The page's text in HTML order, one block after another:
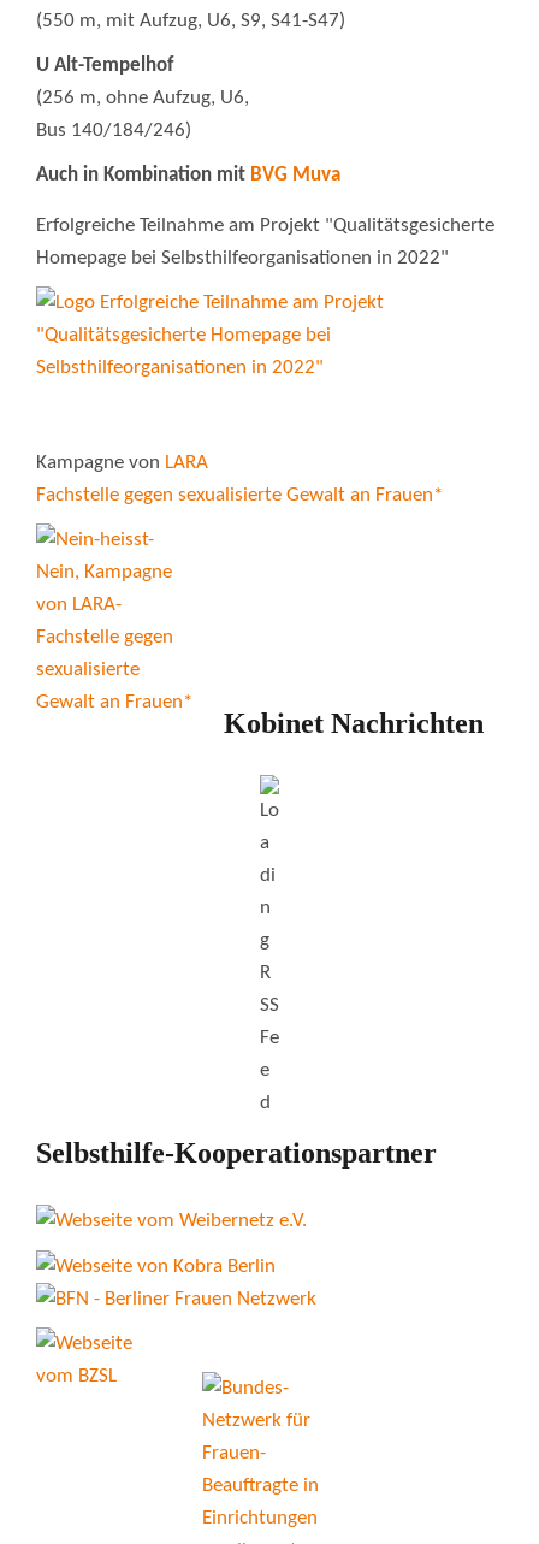
(550 m, mit Aufzug, U6, S9, S41-S47)
U Alt-Tempelhof
(256 m, ohne Aufzug, U6,
Bus 140/184/246)
Auch in Kombination mit BVG Muva
Erfolgreiche Teilnahme am Projekt "Qualitätsgesicherte
Homepage bei Selbsthilfeorganisationen in 2022"
Kampagne von LARA
Fachstelle gegen sexualisierte Gewalt an Frauen*
Kobinet Nachrichten
Selbsthilfe-Kooperationspartner